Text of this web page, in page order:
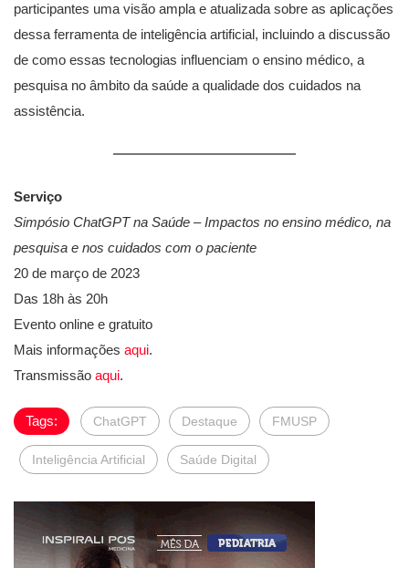
participantes uma visão ampla e atualizada sobre as aplicações
dessa ferramenta de inteligência artificial, incluindo a discussão
de como essas tecnologias influenciam o ensino médico, a
pesquisa no âmbito da saúde a qualidade dos cuidados na
assistência.
Serviço
Simpósio ChatGPT na Saúde – Impactos no ensino médico, na
pesquisa e nos cuidados com o paciente
20 de março de 2023
Das 18h às 20h
Evento online e gratuito
Mais informações aqui.
Transmissão aqui.
Tags: ChatGPT Destaque FMUSP
Inteligência Artificial Saúde Digital